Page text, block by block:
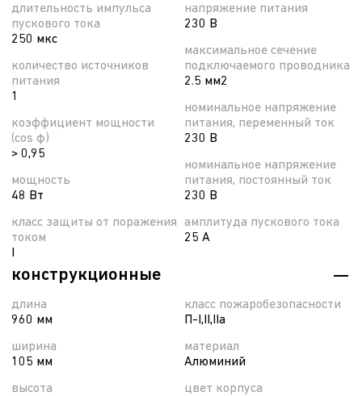
длительность импульса
пускового тока
250 мкс
количество источников
питания
1
коэффициент мощности
(cos φ)
> 0,95
мощность
48 Вт
класс защиты от поражения
током
напряжение питания
230 В
максимальное сечение
подключаемого проводника
2.5 мм2
номинальное напряжение
питания, переменный ток
230 В
номинальное напряжение
питания, постоянный ток
230 В
амплитуда пускового тока
25 А
конструкционные
длина
960 мм
ширина
105 мм
высота
класс пожаробезопасности
П-I,II,IIа
материал
Алюминий
цвет корпуса